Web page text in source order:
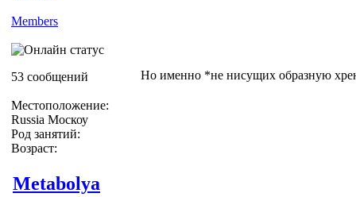
Members
53 сообщений
Местоположение:
Russia Москоу
Род занятий:
Возраст:
Но именно *не нисущих образную
Metabolya